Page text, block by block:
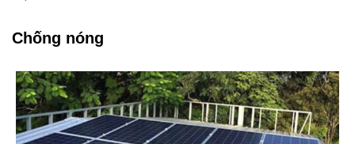
Chống nóng